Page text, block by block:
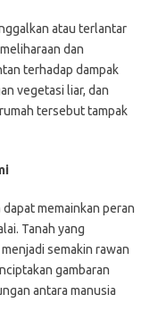
atau terlantar
dan
terhadap dampak
vegetasi liar, dan
tersebut tampak
memainkan peran
Tanah yang
semakin rawan
gambaran
antara manusia